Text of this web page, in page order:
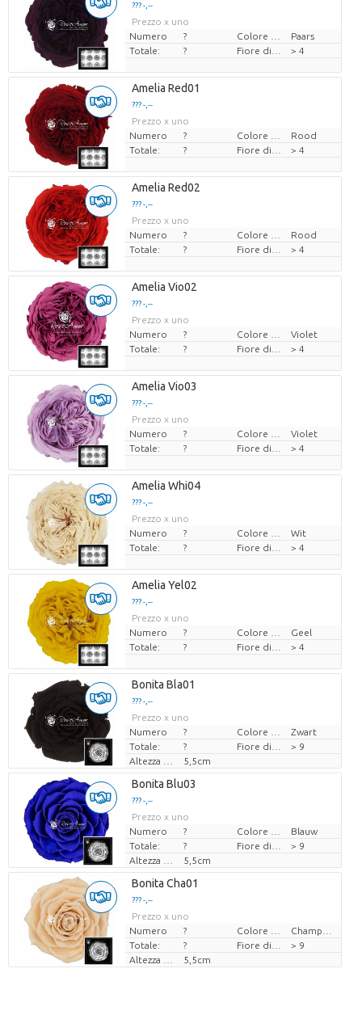
??? -,--
Prezzo x uno
Numero
?
Paars
Totale:
? > 4
Amelia Red01
??? -,--
Prezzo x uno
Numero
?
Rood
Totale:
? > 4
Amelia Red02
??? -,--
Prezzo x uno
Numero
?
Rood
Totale:
? > 4
Amelia Vio02
??? -,--
Prezzo x uno
Numero
?
Violet
Totale:
? > 4
Amelia Vio03
??? -,--
Prezzo x uno
Numero
?
Violet
Totale:
? > 4
Amelia Whi04
??? -,--
Prezzo x uno
Numero
?
Wit
Totale:
? > 4
Amelia Yel02
??? -,--
Prezzo x uno
Numero
?
Geel
Totale:
? > 4
Bonita Bla01
??? -,--
Prezzo x uno
Numero
?
Zwart
Totale:
?
> 9
5,5cm
Bonita Blu03
??? -,--
Prezzo x uno
Numero
?
Blauw
Totale:
?
> 9
5,5cm
Bonita Cha01
??? -,--
Prezzo x uno
Numero
?
Totale:
?
> 9
5,5cm